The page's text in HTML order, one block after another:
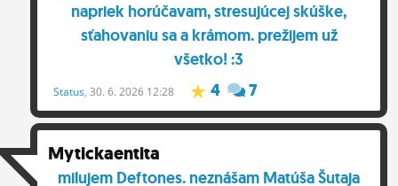
napriek horúčavam, stresujúcej skúške,
sťahovaniu sa a krámom. prežijem už
všetko! :3
Status, 30. 6. 2026 12:28 4 7
Mytickaentita
milujem Deftones. neznášam Matúša Šutaja